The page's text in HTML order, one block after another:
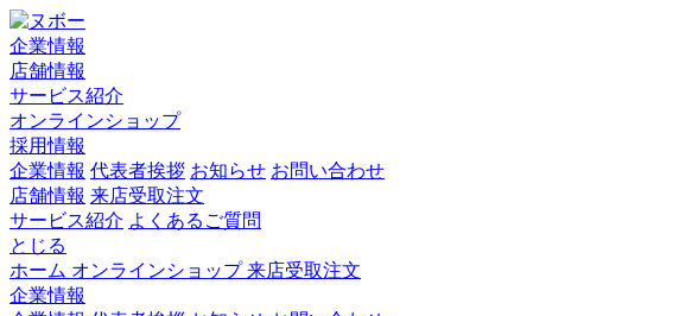
企業情報
店舗情報
サービス紹介
オンラインショップ
採用情報
企業情報 代表者挨拶 お知らせ お問い合わせ
店舗情報 来店受取注文
サービス紹介 よくあるご質問
とじる
ホーム オンラインショップ来店受取注文
企業情報